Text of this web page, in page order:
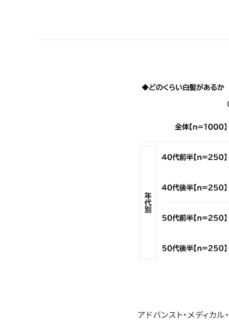
アドバンスト・メディカ